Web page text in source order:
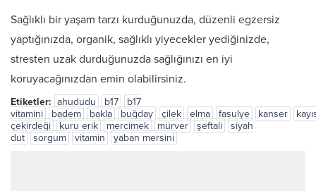
Sağlıklı bir yaşam tarzı kurduğunuzda, düzenli egzersiz
yaptığınızda, organik, sağlıklı yiyecekler yediğinizde,
stresten uzak durduğunuzda sağlığınızı en iyi
koruyacağınızdan emin olabilirsiniz.
Etiketler: ahududu b17
b17
vitamini
badem bakla buğday çilek elma fasulye kanser
çekirdeği
kuru erik mercimek mürver şeftali
siyah
dut
sorgum vitamin yaban mersini